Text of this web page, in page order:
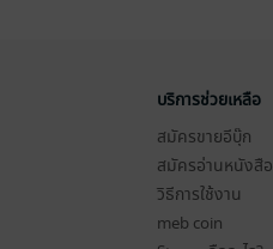
บริการช่วยเหลือ
สมัครขายอีบุ๊ก
สมัครอ่านหนังสือ
วิธีการใช้งาน
meb coin